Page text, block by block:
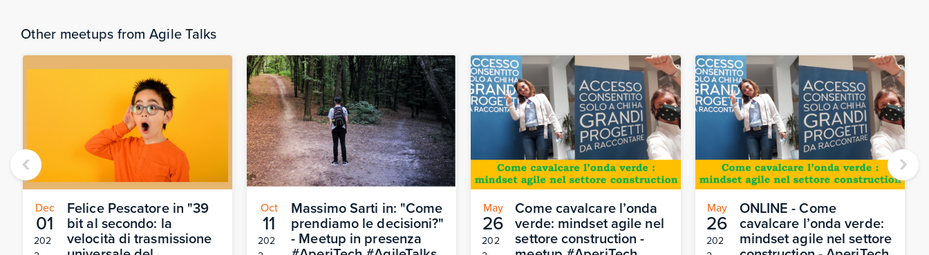
Other meetups from Agile Talks
Dec
01
202
Felice Pescatore in "39
bit al secondo: la
velocità di trasmissione
Oct
11
202
Massimo Sarti in: "Come
prendiamo le decisioni?"
- Meetup in presenza
May
26
202
Come cavalcare l’onda
verde: mindset agile nel
settore construction -
May
26
202
ONLINE - Come
cavalcare l’onda verde:
mindset agile nel settore
‹ ›